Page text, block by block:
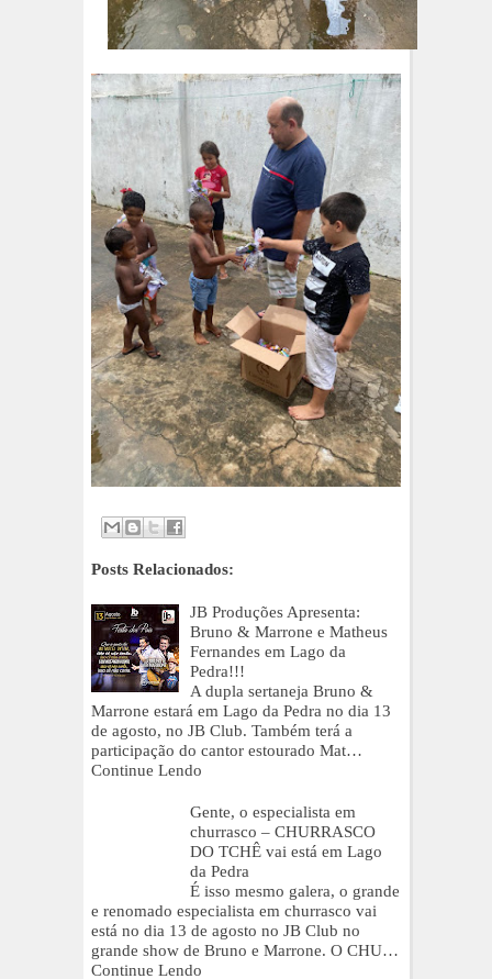
Posts Relacionados:
JB Produções Apresenta:
Bruno & Marrone e Matheus
Fernandes em Lago da
Pedra!!!
A dupla sertaneja Bruno &
Marrone estará em Lago da Pedra no dia 13
de agosto, no JB Club. Também terá a
participação do cantor estourado Mat…
Continue Lendo
Gente, o especialista em
churrasco – CHURRASCO
DO TCHÊ vai está em Lago
da Pedra
É isso mesmo galera, o grande
e renomado especialista em churrasco vai
está no dia 13 de agosto no JB Club no
grande show de Bruno e Marrone. O CHU…
Continue Lendo